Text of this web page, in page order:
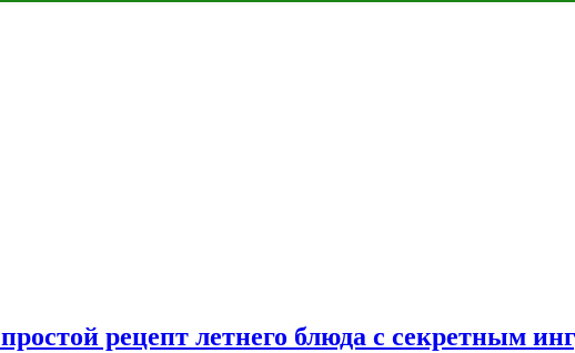
рецепт летнего блюда с секретным